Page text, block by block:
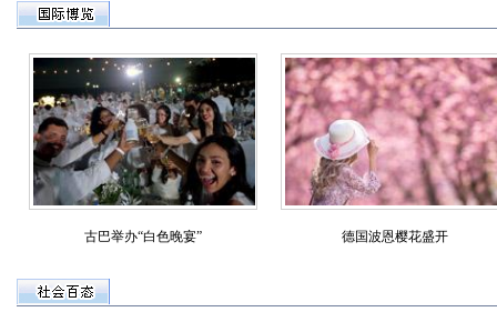
古巴举办“白色晚宴” 德国波恩樱花盛开